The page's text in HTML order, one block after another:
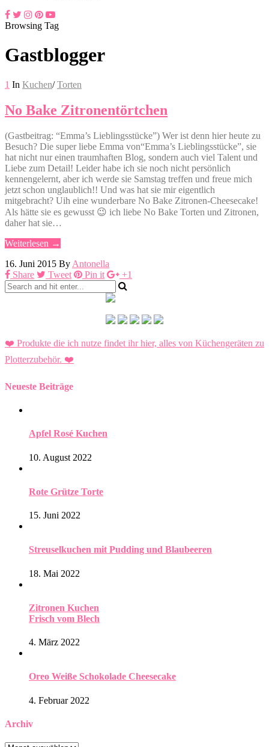
Browsing Tag
Gastblogger
1 In Kuchen/ Torten
No Bake Zitronentörtchen
(Gastbeitrag: “Emma’s Lieblingsstücke”) Wer ist denn hier heute zu
Besuch? Die super liebe Emma von“Emma’s Lieblingsstücke”, sie
hat nicht nur einen traumhaften Blog, sondern auch viel Talent und
Liebe zum Detail! Leider habe ich sie noch nicht persönlich
kennengelernt, aber ich werde sie Samstag treffen und freue mich
jetzt schon unglaublich!! Und was hat sie mir eigentlich
mitgebracht? Uih eine wunderbare No Bake Zitronen-Cheesecake!
Als hätte sie es gewusst 😉 ich liebe No Bake Torten und Zitronen,
daher hat sie…
Weiterlesen →
16. Juni 2015 By Antonella
Share
Tweet Pin it +1
❤️ Produkte die ich nutze findet ihr hier, alles von Küchengeräten zu
Plotterzubehör. ❤️
Neueste Beiträge
Apfel Rosé Kuchen
10. August 2022
Rote Grütze Torte
15. Juni 2022
Streuselkuchen mit Pudding und Blaubeeren
18. Mai 2022
Zitronen Kuchen
Frisch vom Blech
4. März 2022
Oreo Weiße Schokolade Cheesecake
4. Februar 2022
Archiv